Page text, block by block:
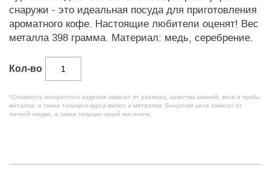
снаружи - это идеальная посуда для приготовления
ароматного кофе. Настоящие любители оценят! Вес
металла 398 грамма. Материал: медь, серебрение.
Кол-во
*Стоимость конкретного изделия зависит от размера, качества камней, веса и пробы
металла, а также текущего курса валют и металлов. Бонусная цена зависит от
личной скидки, а также текущих акций магазина.